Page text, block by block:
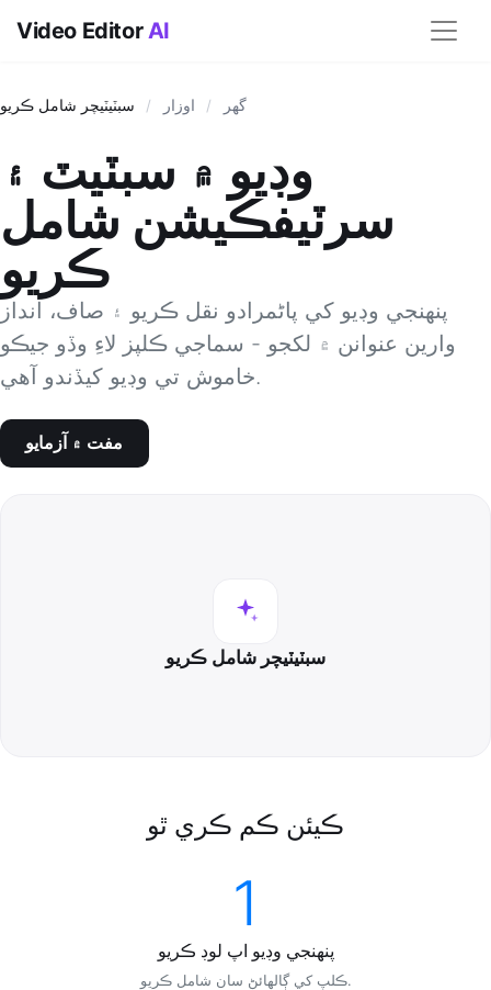
Video EditorAI
گھر / اوزار / سبٽيٽيچر شامل ڪريو
وڊيو ۾ سبٽيٽ ۽
سرٽيفڪيشن شامل
ڪريو
پنھنجي وڊيو کي پاڻمرادو نقل ڪريو ۽ صاف، انداز
وارين عنوانن ۾ لکجو - سماجي ڪلپز لاءِ وڏو جيڪو
خاموش تي وڊيو کيڏندو آھي.
مفت ۾ آزمايو
سبٽيٽيچر شامل ڪريو
ڪيئن ڪم ڪري ٿو
1
پنھنجي وڊيو اپ لوڊ ڪريو
ڪلپ کي ڳالهائڻ سان شامل ڪريو.